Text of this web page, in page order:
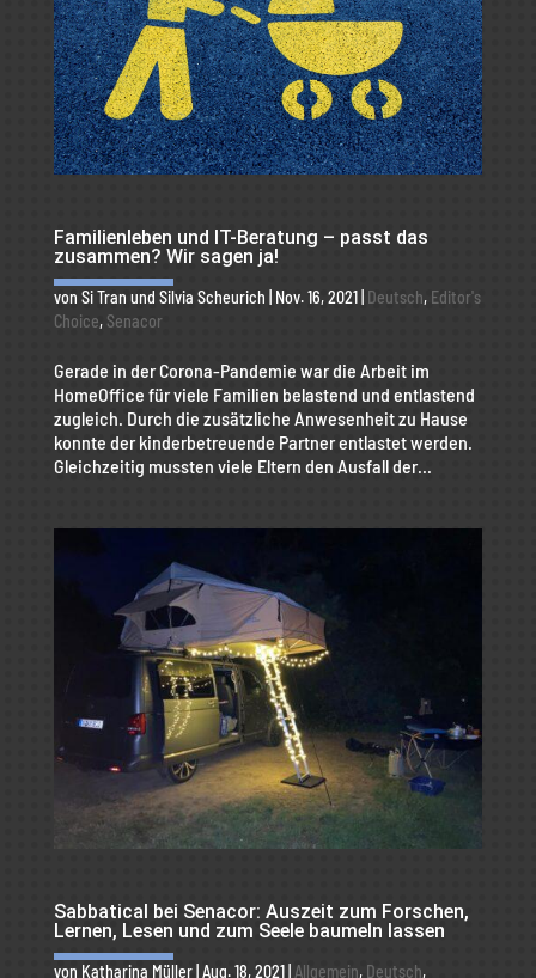
Familienleben und IT-Beratung – passt das
zusammen? Wir sagen ja!
von Si Tran und Silvia Scheurich Nov. 16, 2021| Deutsch, Editor's
Choice, Senacor
Gerade in der Corona-Pandemie war die Arbeit im
HomeOffice für viele Familien belastend und entlastend
zugleich. Durch die zusätzliche Anwesenheit zu Hause
konnte der kinderbetreuende Partner entlastet werden.
Gleichzeitig mussten viele Eltern den Ausfall der...
Sabbatical bei Senacor: Auszeit zum Forschen,
Lernen, Lesen und zum Seele baumeln lassen
von Katharina Müller| Aug. 18, 2021| Allgemein, Deutsch,